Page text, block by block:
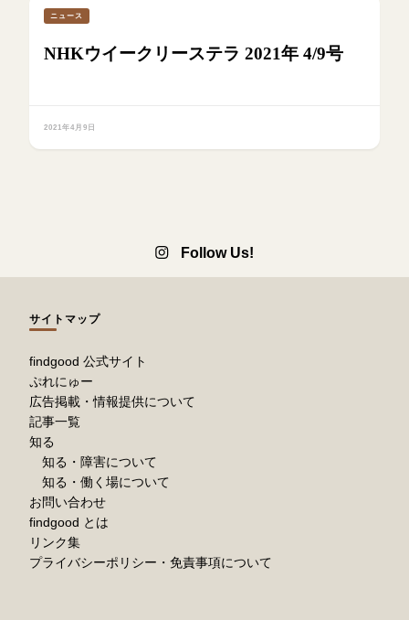
ニュース
NHKウイークリーステラ 2021年 4/9号
2021年4月9日
Follow Us!
サイトマップ
findgood 公式サイト
ぷれにゅー
広告掲載・情報提供について
記事一覧
知る
知る・障害について
知る・働く場について
お問い合わせ
findgood とは
リンク集
プライバシーポリシー・免責事項について